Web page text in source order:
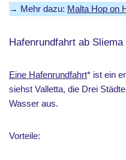
→ Mehr dazu: Malta Hop on
Hafenrundfahrt ab Sliema
Eine Hafenrundfahrt* ist ein
siehst Valletta, die Drei
Wasser aus.
Vorteile: